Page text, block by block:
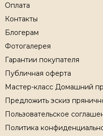
Оплата
Контакты
Блогерам
Фотогалерея
Гарантии покупателя
Публичная оферта
Мастер-класс Домашний
Предложить эскиз
Пользовательское
Политика